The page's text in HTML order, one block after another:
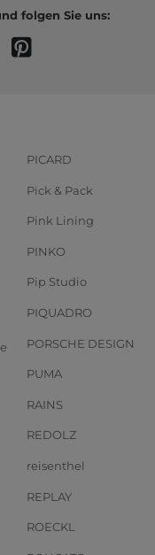
folgen Sie uns:
PICARD
Pick & Pack
Pink Lining
PINKO
Pip Studio
PIQUADRO
PORSCHE DESIGN
PUMA
RAINS
REDOLZ
reisenthel
REPLAY
ROECKL